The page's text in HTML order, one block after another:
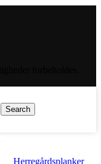
Search
Herregårdsplanker